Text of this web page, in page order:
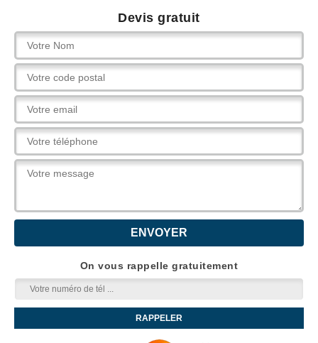
Devis gratuit
On vous rappelle gratuitement